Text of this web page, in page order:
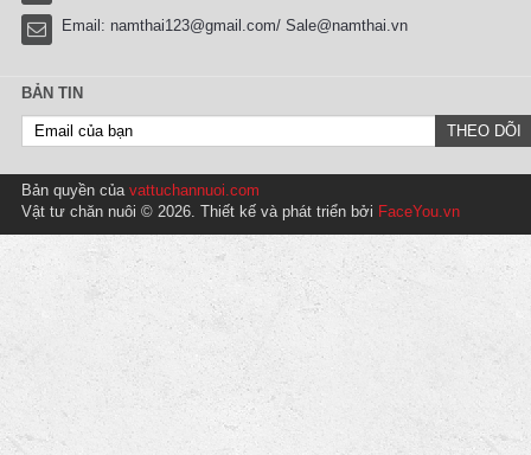
Email: namthai123@gmail.com/ Sale@namthai.vn
BẢN TIN
Bản quyền của vattuchannuoi.com
Vật tư chăn nuôi © 2026. Thiết kế và phát triển bởi FaceYou.vn